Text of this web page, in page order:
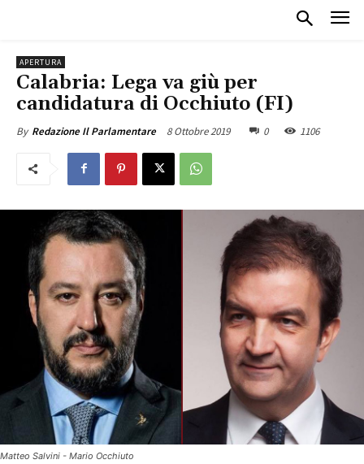
APERTURA
Calabria: Lega va giù per
candidatura di Occhiuto (FI)
By Redazione Il Parlamentare 8 Ottobre 2019 0 1106
Matteo Salvini - Mario Occhiuto